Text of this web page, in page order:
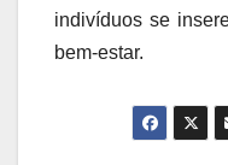
indivíduos se
bem-estar.